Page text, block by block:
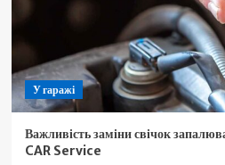
водіям
У гаражі
Важливість заміни свічок
CAR Service